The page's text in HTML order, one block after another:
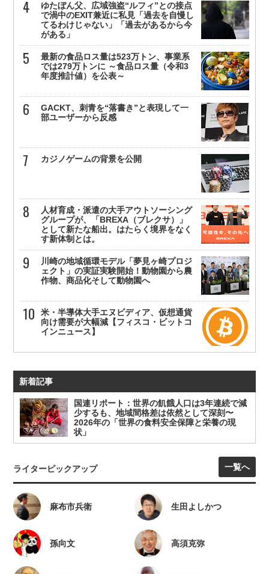
ゆたぼん父、広域強盗“ルフィ”との接点
で渦中のEXIT兼近に私見「過去を自慢し
てるわけじゃない」「過去があるから今
がある」
最新の食品ロス量は523万トン、事業系
では279万トンに ～食品ロス量（令和3
年度推計値）を公表～
GACKT、刺青を“落書き”と表現して一
部ユーザーから反感
カジノゲームの背景を公開
人材育成・派遣の大手アウトソーシング
グループが、「BREXA（ブレクサ）」
として新たな船出。はたらく境界をなく
す新体制とは。
川崎の地域循環モデル「夢見ヶ崎プロジ
ェクト」の実証実験開始！動物園から農
作物、商品化そして動物園へ
米・半導体大手エヌビディア、仮想通貨
向け需要が大幅減【フィスコ・ビットコ
インニュース】
新着記事
国連リポート：世界の飢餓人口は3年連続で減
少するも、地域間格差は依然として深刻〜
2026年の「世界の食料安全保障と栄養の現
状」
ライターピックアップ 一覧へ
麻布市兵衛 生田よしかつ
孫向文 高須克弥